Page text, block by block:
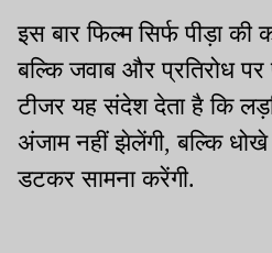
इस बार फिल्म सिर्फ पीड़ा की
बल्कि जवाब और प्रतिरोध
टीजर यह संदेश देता है कि
अंजाम नहीं झेलेंगी, बल्कि
डटकर सामना करेंगी.